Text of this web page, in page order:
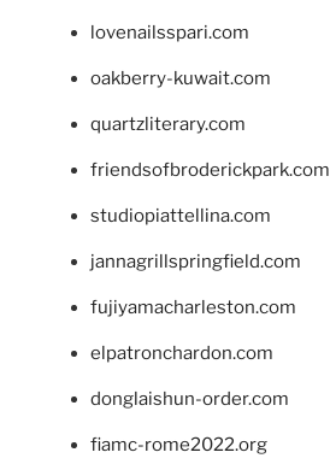
lovenailsspari.com
oakberry-kuwait.com
quartzliterary.com
friendsofbroderickpark.com
studiopiattellina.com
jannagrillspringfield.com
fujiyamacharleston.com
elpatronchardon.com
donglaishun-order.com
fiamc-rome2022.org